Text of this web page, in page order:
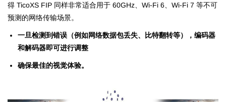
得 TicoXS FIP 同样非常适合用于 60GHz、Wi-Fi 6、Wi-Fi 7 等不可
预测的网络传输场景。
一旦检测到错误（例如网络数据包丢失、比特翻转等），编码器
和解码器即可进行调整
确保最佳的视觉体验。